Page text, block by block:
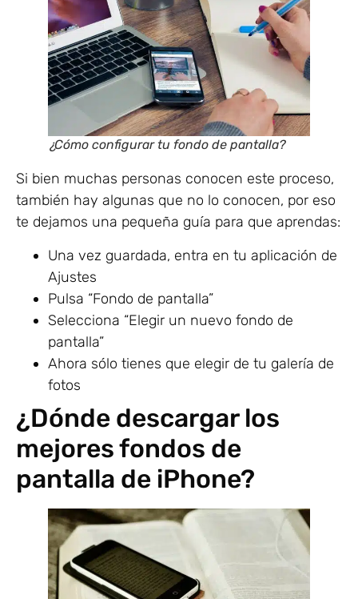
¿Cómo configurar tu fondo de pantalla?
Si bien muchas personas conocen este proceso,
también hay algunas que no lo conocen, por eso
te dejamos una pequeña guía para que aprendas:
Una vez guardada, entra en tu aplicación de
Ajustes
Pulsa “Fondo de pantalla”
Selecciona “Elegir un nuevo fondo de
pantalla”
Ahora sólo tienes que elegir de tu galería de
fotos
¿Dónde descargar los
mejores fondos de
pantalla de iPhone?